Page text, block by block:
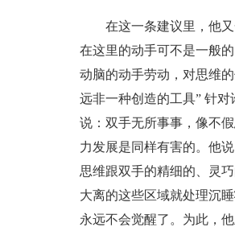
在这一条建议里，他
在这里的动手可不是一般
动脑的动手劳动，对思维
远非一种创造的工具” 针
说：双手无所事事，像不
力发展是同样有害的。他
思维跟双手的精细的、灵
大离的这些区域就处理沉
永远不会觉醒了。为此，